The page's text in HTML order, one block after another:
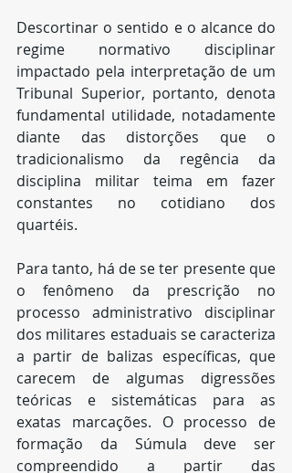
Descortinar o sentido e o alcance do
regime normativo disciplinar
impactado pela interpretação de um
Tribunal Superior, portanto, denota
fundamental utilidade, notadamente
diante das distorções que o
tradicionalismo da regência da
disciplina militar teima em fazer
constantes no cotidiano dos
quartéis.
Para tanto, há de se ter presente que
o fenômeno da prescrição no
processo administrativo disciplinar
dos militares estaduais se caracteriza
a partir de balizas específicas, que
carecem de algumas digressões
teóricas e sistemáticas para as
exatas marcações. O processo de
formação da Súmula deve ser
compreendido a partir das